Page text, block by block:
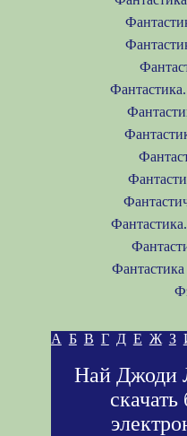
А Б В Г Д Е Ж З
Най Джоди